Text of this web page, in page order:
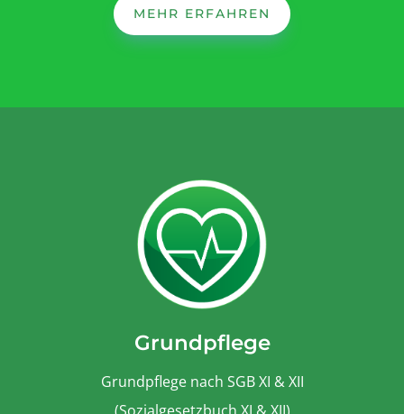
MEHR ERFAHREN
Grundpflege
Grundpflege nach SGB XI & XII